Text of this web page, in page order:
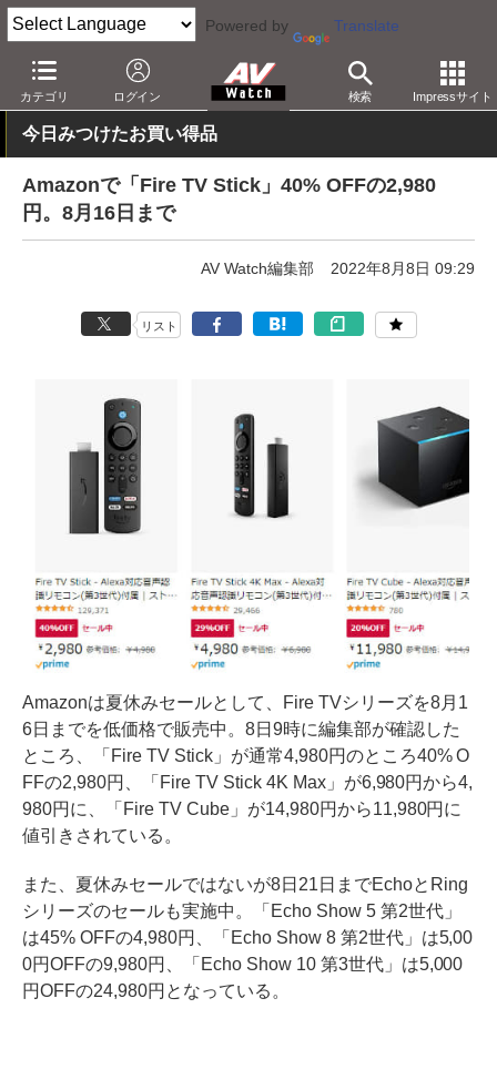
Powered by Translate
カテゴリ ログイン 検索 Impressサイト
AV Watch 動向 ショップ セール
今日みつけたお買い得品
Amazonで「Fire TV Stick」40% OFFの2,980
円。8月16日まで
AV Watch編集部 2022年8月8日 09:29
リスト
Amazonは夏休みセールとして、Fire TVシリーズを8月1
6日までを低価格で販売中。8日9時に編集部が確認した
ところ、「Fire TV Stick」が通常4,980円のところ40% O
FFの2,980円、「Fire TV Stick 4K Max」が6,980円から4,
980円に、「Fire TV Cube」が14,980円から11,980円に
値引きされている。
また、夏休みセールではないが8日21日までEchoとRing
シリーズのセールも実施中。「Echo Show 5 第2世代」
は45% OFFの4,980円、「Echo Show 8 第2世代」は5,00
0円OFFの9,980円、「Echo Show 10 第3世代」は5,000
円OFFの24,980円となっている。